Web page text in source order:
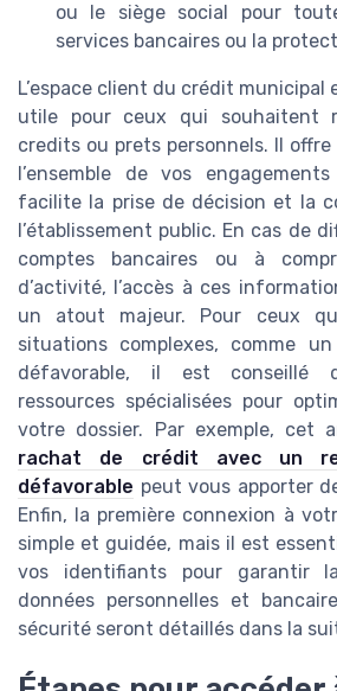
ou le siège social pour
services bancaires ou la
L’espace client du crédit
utile pour ceux qui souhaitent
credits ou prets personnels. Il
l’ensemble de vos
facilite la prise de décision et la
l’établissement public. En cas de
comptes bancaires ou à
d’activité, l’accès à ces
un atout majeur. Pour ceux
situations complexes, comme
défavorable, il est conseillé
ressources spécialisées pour
votre dossier. Par exemple, cet
rachat de crédit avec un
défavorable peut vous apporter
Enfin, la première connexion à
simple et guidée, mais il est
vos identifiants pour garantir
données personnelles et
sécurité seront détaillés dans la